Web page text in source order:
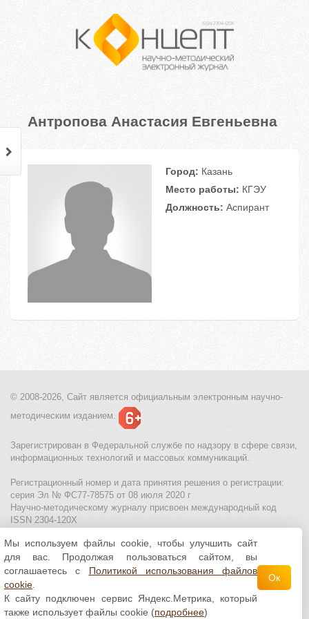
Антропова Анастасия Евгеньевна
Город: Казань
Место работы: КГЭУ
Должность: Аспирант
© 2008-2026, Сайт является официальным электронным научно-
методическим изданием.
Зарегистрирован в Федеральной службе по надзору в сфере связи,
информационных технологий и массовых коммуникаций.
Регистрационный номер и дата принятия решения о регистрации:
серия Эл № ФС77-78575 от 08 июля 2020 г
Научно-методическому журналу присвоен международный код
ISSN 2304-120X
МЦИТО|Школьные олимпиады и онлайн конкурсы для детей
Политика использования файлов cookie| Политика обработки и
защиты персональных данных
Все материалы доступны полицензии Creative
Commons С указанием авторства 4.0 Всемирная
Мы используем файлы cookie, чтобы улучшить сайт
для вас. Продолжая пользоваться сайтом, вы
соглашаетесь с Политикой использования файлов
cookie
К сайту подключен сервис Яндекс.Метрика, который
также использует файлы cookie (подробнее)
Ок